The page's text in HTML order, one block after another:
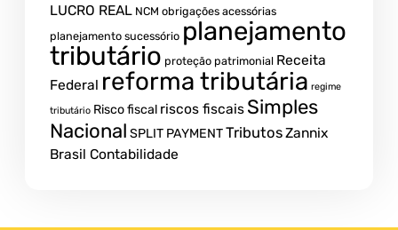
LUCRO REAL NCM obrigações acessórias
planejamento sucessório planejamento
tributário proteção patrimonial Receita
Federal reforma tributária regime
tributário Risco fiscal riscos fiscais Simples
Nacional SPLIT PAYMENTTributosZannix
Brasil Contabilidade